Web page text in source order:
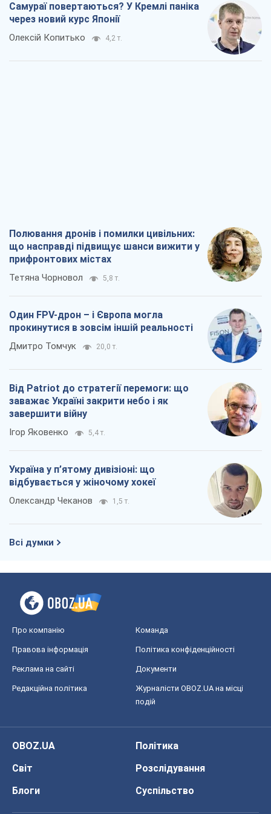
Самураї повертаються? У Кремлі паніка
через новий курс Японії
Олексій Копитько 4,2 т.
Полювання дронів і помилки цивільних:
що насправді підвищує шанси вижити у
прифронтових містах
Тетяна Чорновол 5,8 т.
Один FPV-дрон – і Європа могла
прокинутися в зовсім іншій реальності
Дмитро Томчук 20,0 т.
Від Patriot до стратегії перемоги: що
заважає Україні закрити небо і як
завершити війну
Ігор Яковенко 5,4 т.
Україна у п’ятому дивізіоні: що
відбувається у жіночому хокеї
Олександр Чеканов 1,5 т.
Всі думки
Про компанію Команда
Правова інформація Політика конфіденційності
Реклама на сайті Документи
Редакційна політика
Журналісти OBOZ.UA на місці
подій
OBOZ.UA
Політика
Світ
Розслідування
Блоги
Суспільство